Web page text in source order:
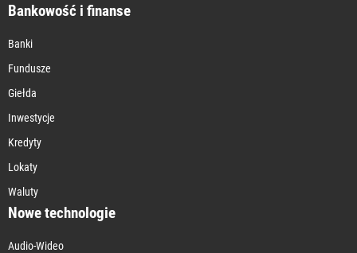
Bankowość i finanse
Banki
Fundusze
Giełda
Inwestycje
Kredyty
Lokaty
Waluty
Nowe technologie
Audio-Wideo